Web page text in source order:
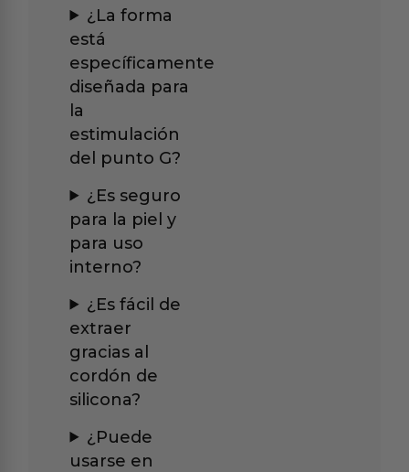
¿La forma
está
específicamente
diseñada para
la
estimulación
del punto G?
¿Es seguro
para la piel y
para uso
interno?
¿Es fácil de
extraer
gracias al
cordón de
silicona?
¿Puede
usarse en